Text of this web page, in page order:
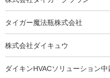
タイガー魔法瓶株式会社
株式会社ダイキュウ
ダイキンHVACソリューション